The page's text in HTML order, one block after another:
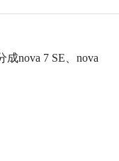
nova 7 SE、nova